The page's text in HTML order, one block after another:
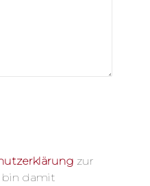
zur
damit